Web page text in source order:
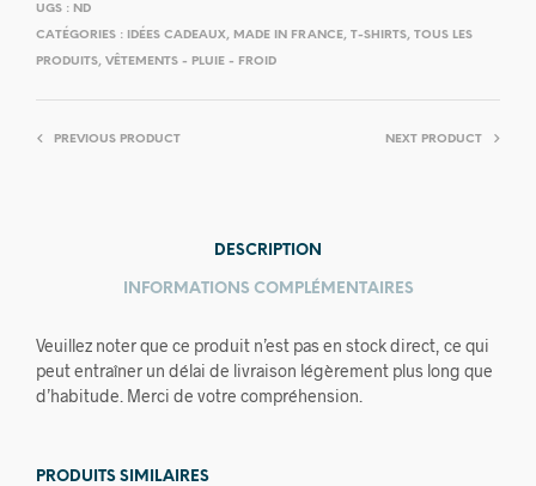
UGS : ND
CATÉGORIES :
IDÉES CADEAUX, MADE IN FRANCE, T-SHIRTS, TOUS LES
PRODUITS, VÊTEMENTS - PLUIE - FROID
PREVIOUS PRODUCT NEXT PRODUCT
DESCRIPTION
INFORMATIONS COMPLÉMENTAIRES
Veuillez noter que ce produit n’est pas en stock direct, ce qui
peut entraîner un délai de livraison légèrement plus long que
d’habitude. Merci de votre compréhension.
PRODUITS SIMILAIRES